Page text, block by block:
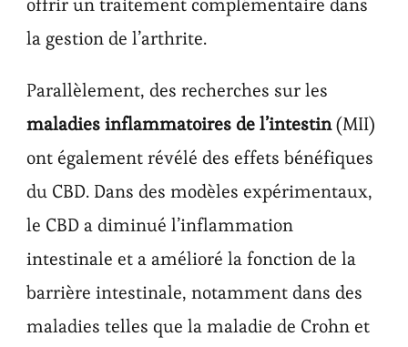
offrir un traitement complémentaire dans
la gestion de l’arthrite.
Parallèlement, des recherches sur les
maladies inflammatoires de l’intestin(MII)
ont également révélé des effets bénéfiques
du CBD. Dans des modèles expérimentaux,
le CBD a diminué l’inflammation
intestinale et a amélioré la fonction de la
barrière intestinale, notamment dans des
maladies telles que la maladie de Crohn et